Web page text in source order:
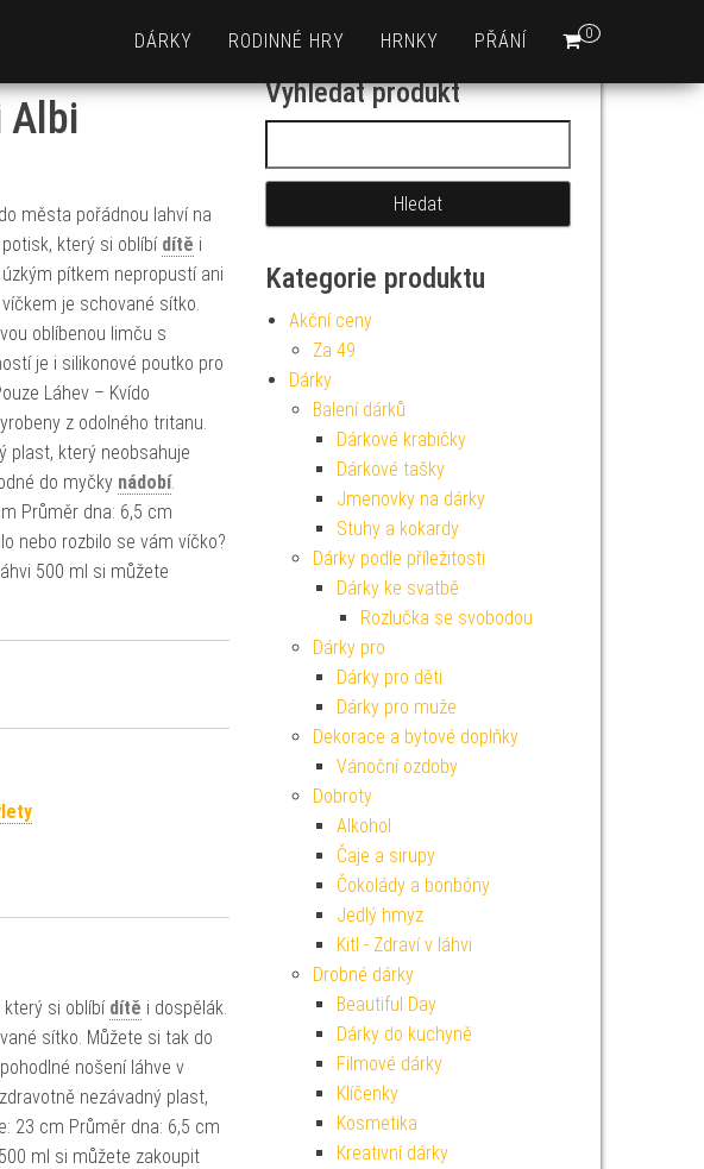
0
DÁRKY RODINNÉ HRY HRNKY PŘÁNÍ
Albi
Kč.
města pořádnou lahví na
který si oblíbí dítě i
pítkem nepropustí ani
je schované sítko.
oblíbenou limču s
je i silikonové poutko pro
Láhev – Kvído
z odolného tritanu.
plast, který neobsahuje
do myčky nádobí.
Průměr dna: 6,5 cm
nebo rozbilo se vám víčko?
500 ml si můžete
si oblíbí dítě i dospělák.
sítko. Můžete si tak do
nošení láhve v
nezávadný plast,
23 cm Průměr dna: 6,5 cm
ml si můžete zakoupit
Vyhledat produkt
Kategorie produktu
Akční ceny
Za 49
Dárky
Balení dárků
Dárkové krabičky
Dárkové tašky
Jmenovky na dárky
Stuhy a kokardy
Dárky podle příležitosti
Dárky ke svatbě
Rozlučka se svobodou
Dárky pro
Dárky pro děti
Dárky pro muže
Dekorace a bytové doplňky
Vánoční ozdoby
Dobroty
Alkohol
Čaje a sirupy
Čokolády a bonbóny
Jedlý hmyz
Kitl - Zdraví v láhvi
Drobné dárky
Beautiful Day
Dárky do kuchyně
Filmové dárky
Klíčenky
Kosmetika
Kreativní dárky